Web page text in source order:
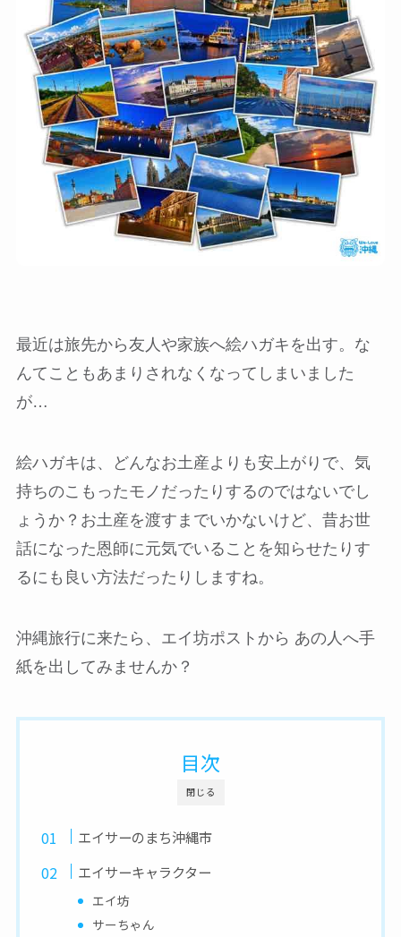
最近は旅先から友人や家族へ絵ハガキを出す。な
んてこともあまりされなくなってしまいました
が…
絵ハガキは、どんなお土産よりも安上がりで、気
持ちのこもったモノだったりするのではないでし
ょうか？お土産を渡すまでいかないけど、昔お世
話になった恩師に元気でいることを知らせたりす
るにも良い方法だったりしますね。
沖縄旅行に来たら、エイ坊ポストから あの人へ手
紙を出してみませんか？
閉じる
目次
エイサーのまち沖縄市
エイサーキャラクター
エイ坊
サーちゃん